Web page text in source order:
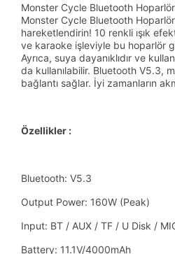
Monster Cycle Bluetooth
Monster Cycle Bluetooth
hareketlendirin! 10 renkli ışık
ve karaoke işleviyle bu hoparlör
Ayrıca, suya dayanıklıdır ve
da kullanılabilir. Bluetooth V5.3,
bağlantı sağlar. İyi zamanların
Özellikler :
Bluetooth: V5.3
Output Power: 160W (Peak)
Input: BT / AUX / TF / U Disk /
Battery: 11.1V/4000mAh